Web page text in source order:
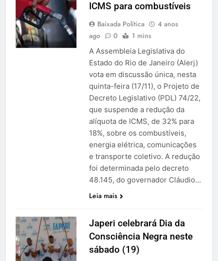
ICMS para combustíveis
Baixada Política
4 anos
ago
0 1 mins
A Assembleia Legislativa do
Estado do Rio de Janeiro (Alerj)
vota em discussão única, nesta
quinta-feira (17/11), o Projeto de
Decreto Legislativo (PDL) 74/22,
que suspende a redução da
alíquota de ICMS, de 32% para
18%, sobre os combustíveis,
energia elétrica, comunicações
e transporte coletivo. A redução
foi determinada pelo decreto
48.145, do governador Cláudio…
Leia mais
Japeri celebrará Dia da
Consciência Negra neste
sábado (19)